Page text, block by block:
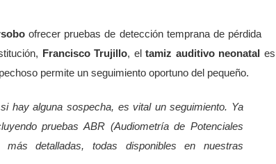
ofrecer pruebas de detección temprana de pérdida
Francisco Trujillo, eltamiz auditivo neonatal es
permite un seguimiento oportuno del pequeño.
hay alguna sospecha, es vital un seguimiento. Ya
pruebas ABR (Audiometría de Potenciales
detalladas, todas disponibles en nuestras